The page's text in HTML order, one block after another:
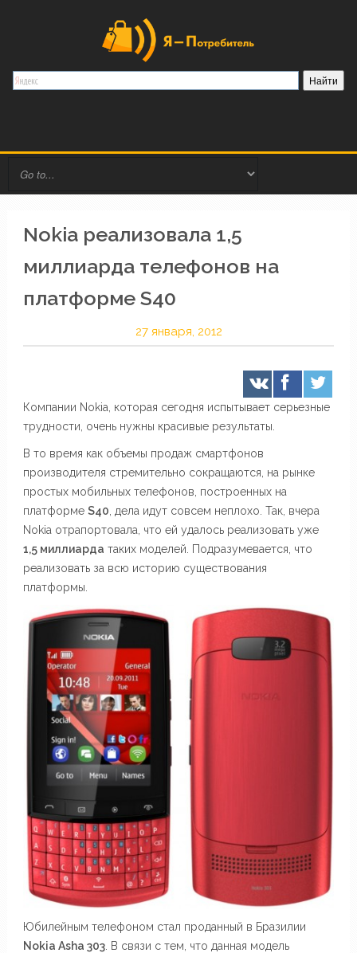
Nokia реализовала 1,5
миллиарда телефонов на
платформе S40
27 января, 2012
Компании Nokia, которая сегодня испытывает серьезные
трудности, очень нужны красивые результаты.
В то время как объемы продаж смартфонов
производителя стремительно сокращаются, на рынке
простых мобильных телефонов, построенных на
платформе S40 , дела идут совсем неплохо. Так, вчера
Nokia отрапортовала, что ей удалось реализовать уже
1,5 миллиарда таких моделей. Подразумевается, что
реализовать за всю историю существования
платформы.
Юбилейным телефоном стал проданный в Бразилии
Nokia Asha 303. В связи с тем, что данная модель